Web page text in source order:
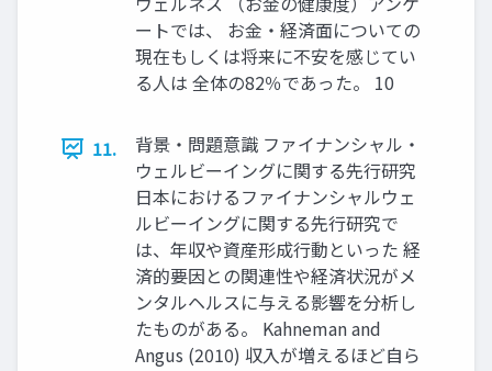
ートでは、 お金・経済面についての
現在もしくは将来に不安を感じてい
る人は 全体の82％であった。 10
11.
背景・問題意識 ファイナンシャル・
ウェルビーイングに関する先行研究
日本におけるファイナンシャルウェ
ルビーイングに関する先行研究で
は、年収や資産形成行動といった 経
済的要因との関連性や経済状況がメ
ンタルヘルスに与える影響を分析し
たものがある。 Kahneman and
Angus (2010) 収入が増えるほど自ら